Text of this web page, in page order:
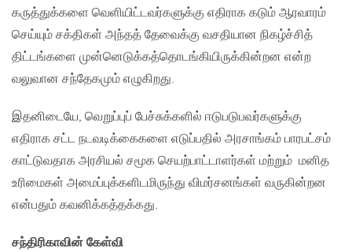
கருத்துக்களை வெளியிட்டவர்களுக்கு எதிராக கடும் ஆரவாரம்
செய்யும் சக்திகள் அந்தத் தேவைக்கு வசதியான நிகழ்ச்சித்
திட்டங்களை முன்னெடுக்கத்தொடங்கியிருக்கின்றன என்ற
வலுவான சந்தேகமும் எழுகிறது.
இதனிடையே, வெறுப்புப் பேச்சுக்களில் ஈடுபடுபவர்களுக்கு
எதிராக சட்ட நடவடிக்கைகளை எடுப்பதில் அரசாங்கம் பாரபட்சம்
காட்டுவதாக அரசியல் சமூக செயற்பாட்டாளர்கள் மற்றும் மனித
உரிமைகள் அமைப்புக்களிடமிருந்து விமர்சனங்கள் வருகின்றன
என்பதும் கவனிக்கத்தக்கது.
சந்திரிகாவின் கேள்வி